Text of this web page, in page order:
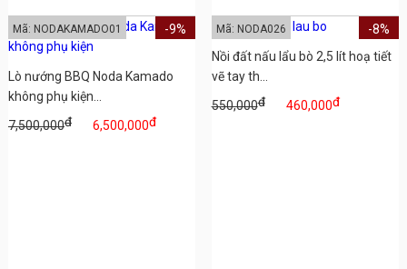
Lò nướng BBQ Noda Kamado
không phụ kiện...
7,500,000đ 6,500,000đ
-9%
Mã: NODAKAMADO01
Nồi đất nấu lẩu bò 2,5 lít hoạ tiết
vẽ tay th...
550,000đ 460,000đ
-8%
Mã: NODA026